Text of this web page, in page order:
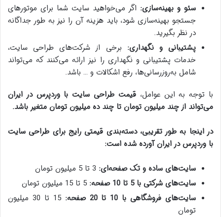
سئو و بهینه‌سازی: اگر می‌خواهید سایت شما برای موتورهای
جستجو بهینه‌سازی شود، باید هزینه آن را نیز به طور جداگانه
در نظر بگیرید.
پشتیبانی و نگهداری: برخی از شرکت‌های طراحی سایت،
خدمات پشتیبانی و نگهداری را نیز ارائه می‌کنند که می‌تواند
شامل به‌روزرسانی‌ها، رفع اشکالات و … باشد.
با توجه به این عوامل،قیمت طراحی سایت با وردپرس در ایران
می‌تواند از چند میلیون تومان تا چند ده میلیون تومان متغیر باشد.
در اینجا به طور تقریبی، دسته‌بندی قیمتی رایج برای طراحی سایت
با وردپرس در ایران آورده شده است:
سایت‌های ساده و تک صفحه‌ای:
سایت‌های شرکتی با 5 تا 10 صفحه:
سایت‌های فروشگاهی با 10 تا 20 صفحه:
15 تا 30 میلیون
تومان